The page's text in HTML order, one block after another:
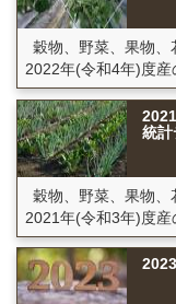
穀物、野菜、果物、
2022年(令和4年)度産
統計
穀物、野菜、果物、
2021年(令和3年)度産